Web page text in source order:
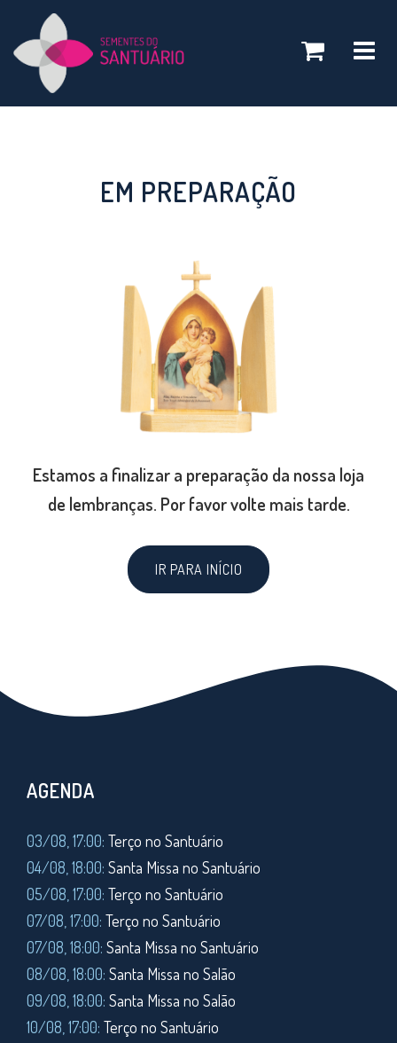
Toggle
EM PREPARAÇÃO
Estamos a finalizar a preparação da nossa loja
de lembranças. Por favor volte mais tarde.
IR PARA INÍCIO
AGENDA
03/08, 17:00: Terço no Santuário
04/08, 18:00: Santa Missa no Santuário
05/08, 17:00: Terço no Santuário
07/08, 17:00: Terço no Santuário
07/08, 18:00: Santa Missa no Santuário
08/08, 18:00: Santa Missa no Salão
09/08, 18:00: Santa Missa no Salão
10/08, 17:00: Terço no Santuário